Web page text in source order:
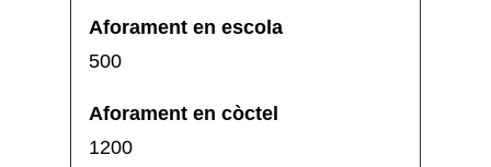
500
1200